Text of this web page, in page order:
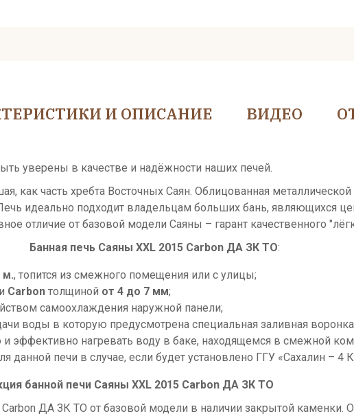
И ОПИСАНИЕ ВИДЕО
уверены в качестве и надёжности наших печей.
как часть хребта Восточных Саян. Облицованная
идеально подходит владельцам больших бань, являющихся
отличие от базовой модели Саяны – гарант качественного
Банная печь Саяны XXL 2015 Carbon ДА ЗК ТО:
м., топится из смежного помещения или с улицы;
Carbon толщиной от 4 до 7 мм;
самоохлаждения наружной панели;
воды в которую предусмотрена специальная заливная
и эффективно нагревать воду в баке, находящемся в смежной
данной печи в случае, если будет установлено ГГУ «Сахалин – 4
банной печи Саяны XXL 2015 Carbon ДА ЗК ТО
Carbon ДА ЗК ТО от базовой модели в наличии закрытой каменки.